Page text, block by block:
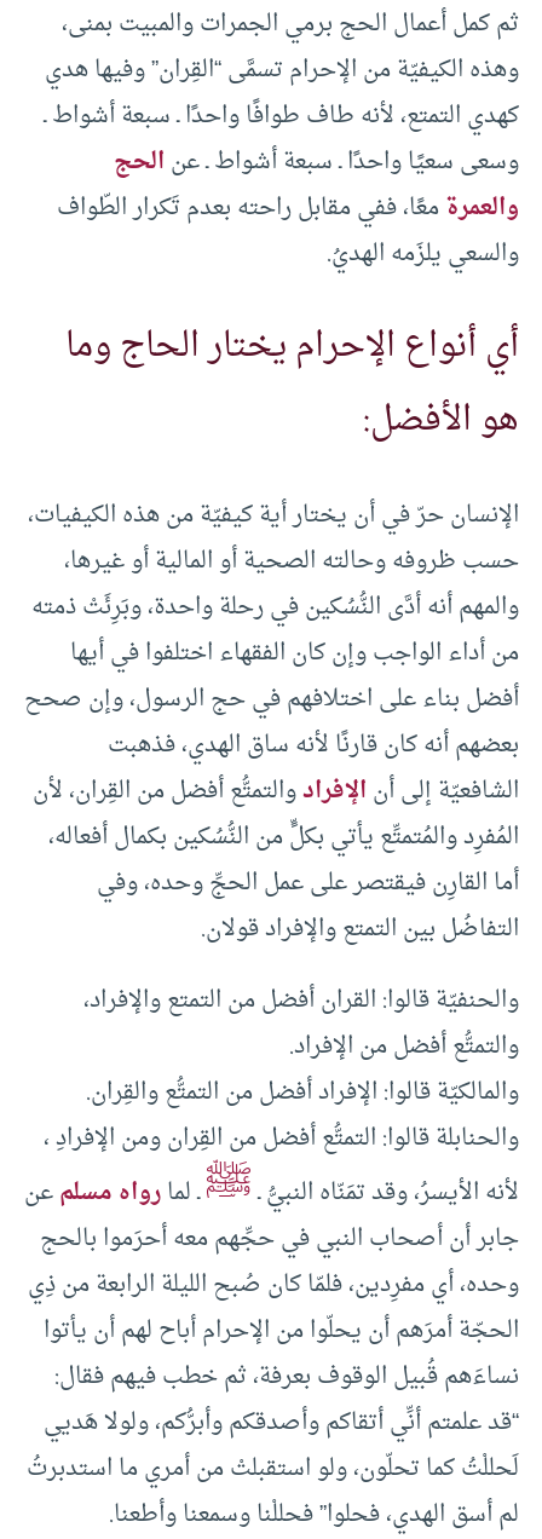
ثم كمل أعمال الحج برمي الجمرات والمبيت بمنى،
وهذه الكيفيّة من الإحرام تسمَّى “القِران” وفيها هدي
كهدي التمتع، لأنه طاف طوافًا واحدًا ـ سبعة أشواط ـ
وسعى سعيًا واحدًا ـ سبعة أشواط ـ عنالحج
والعمرةمعًا، ففي مقابل راحته بعدم تَكرار الطّواف
والسعي يلزَمه الهديُ.
أي أنواع الإحرام يختار الحاج وما
هو الأفضل:
الإنسان حرّ في أن يختار أية كيفيّة من هذه الكيفيات،
حسب ظروفه وحالته الصحية أو المالية أو غيرها،
والمهم أنه أدَّى النُّسُكين في رحلة واحدة، وبَرِئَتْ ذمته
من أداء الواجب وإن كان الفقهاء اختلفوا في أيها
أفضل بناء على اختلافهم في حج الرسول، وإن صحح
بعضهم أنه كان قارنًا لأنه ساق الهدي، فذهبت
الشافعيّة إلى أنالإفرادوالتمتُّع أفضل من القِران، لأن
المُفرِد والمُتمتِّع يأتي بكلٍّ من النُّسُكين بكمال أفعاله،
أما القارِن فيقتصر على عمل الحجِّ وحده، وفي
التفاضُل بين التمتع والإفراد قولان.
والحنفيّة قالوا: القران أفضل من التمتع والإفراد،
والتمتُّع أفضل من الإفراد.
والمالكيّة قالوا: الإفراد أفضل من التمتُّع والقِران.
والحنابلة قالوا: التمتُّع أفضل من القِران ومن الإفرادِ ،
لأنه الأيسرُ، وقد تمَنّاه النبيُّ ـﷺـ لمارواه مسلمعن
جابر أن أصحاب النبي في حجِّهم معه أحرَموا بالحج
وحده، أي مفرِدين، فلمّا كان صُبح الليلة الرابعة من ذِي
الحجّة أمرَهم أن يحلّوا من الإحرام أباح لهم أن يأتوا
نساءَهم قُبيل الوقوف بعرفة، ثم خطب فيهم فقال:
“قد علمتم أنِّي أتقاكم وأصدقكم وأبرُّكم، ولولا هَديي
لَحللْتُ كما تحلّون، ولو استقبلتْ من أمري ما استدبرتُ
لم أسق الهدي، فحلوا” فحللْنا وسمعنا وأطعنا.